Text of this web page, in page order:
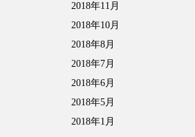
2018年11月
2018年10月
2018年8月
2018年7月
2018年6月
2018年5月
2018年1月